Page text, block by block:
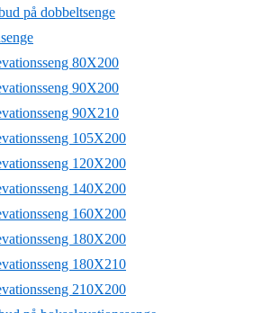
på dobbeltsenge
80X200
90X200
90X210
105X200
120X200
140X200
160X200
180X200
180X210
210X200